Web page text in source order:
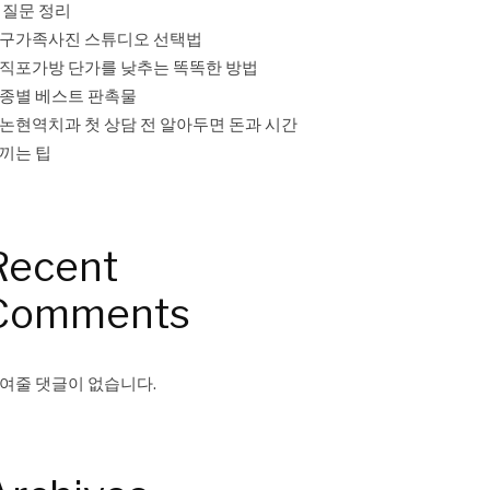
문 정리
가족사진 스튜디오 선택법
포가방 단가를 낮추는 똑똑한 방법
별 베스트 판촉물
현역치과 첫 상담 전 알아두면 돈과 시간
는 팁
줄 댓글이 없습니다.